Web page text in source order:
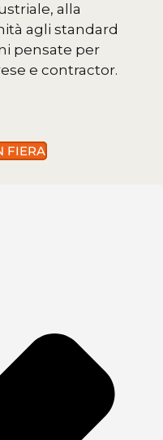
alla
agli standard
pensate per
e contractor.
FIERA